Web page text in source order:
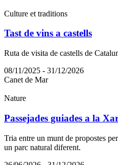
Culture et traditions
Tast de vins a castells
Ruta de visita de castells de
08/11/2025 - 31/12/2026
Canet de Mar
Nature
Passejades guiades a la
Tria entre un munt de propostes
un parc natural diferent.